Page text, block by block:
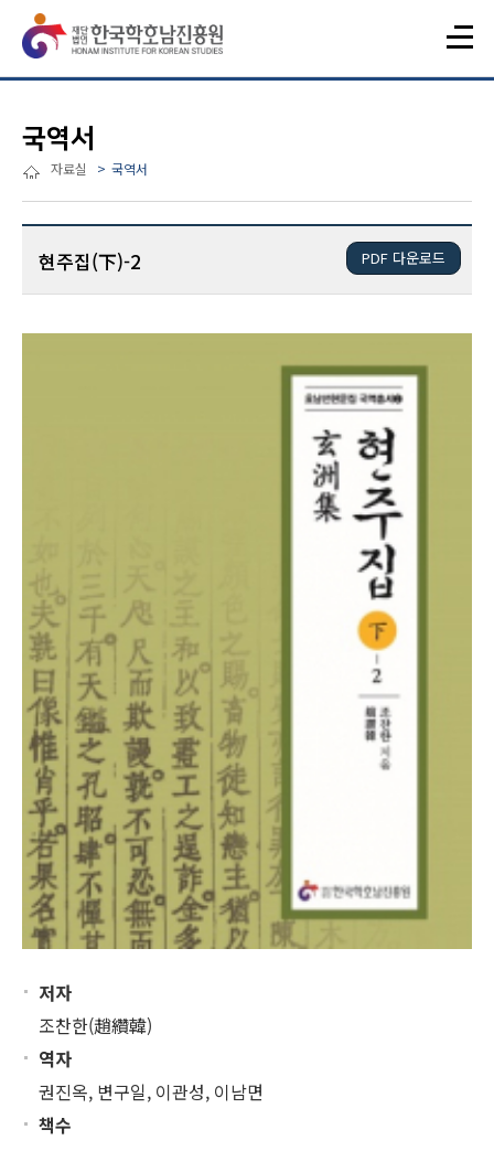
국역서
자료실 국역서
현주집(下)-2 PDF 다운로드
저자
조찬한(趙纘韓)
역자
권진옥, 변구일, 이관성, 이남면
책수